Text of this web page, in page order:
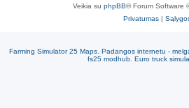
Veikia su phpBB® Forum Software
Privatumas|
Farming Simulator 25 Maps. Padangos internetu -
fs25 modhub Euro truck